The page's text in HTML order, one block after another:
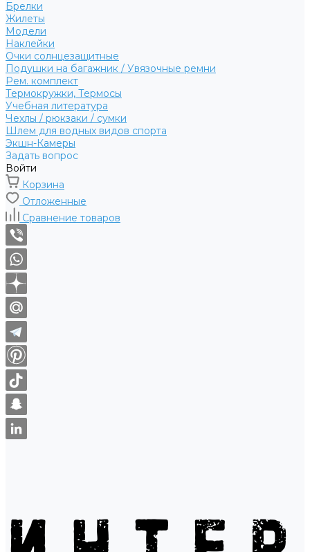
Брелки
Жилеты
Модели
Наклейки
Очки солнцезащитные
Подушки на багажник / Увязочные ремни
Рем. комплект
Термокружки, Термосы
Учебная литература
Чехлы / рюкзаки / сумки
Шлем для водных видов спорта
Экшн-Камеры
Задать вопрос
Войти
Корзина
Отложенные
Сравнение товаров